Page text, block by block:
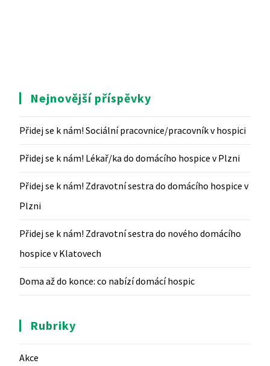
Nejnovější příspěvky
Přidej se k nám! Sociální pracovnice/pracovník v hospici
Přidej se k nám! Lékař/ka do domácího hospice v Plzni
Přidej se k nám! Zdravotní sestra do domácího hospice v
Plzni
Přidej se k nám! Zdravotní sestra do nového domácího
hospice v Klatovech
Doma až do konce: co nabízí domácí hospic
Rubriky
Akce